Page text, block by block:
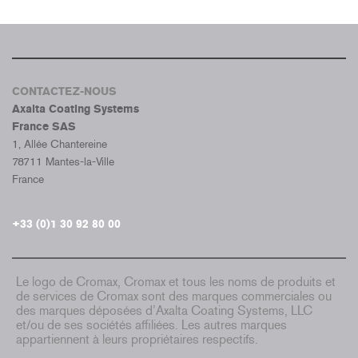
CONTACTEZ-NOUS
Axalta Coating Systems
France SAS
1, Allée Chantereine
78711 Mantes-la-Ville
France
+33 (0)1 30 92 80 00
Le logo de Cromax, Cromax et tous les noms de produits et
de services de Cromax sont des marques commerciales ou
des marques déposées d’Axalta Coating Systems, LLC
et/ou de ses sociétés affiliées. Les autres marques
appartiennent à leurs propriétaires respectifs.